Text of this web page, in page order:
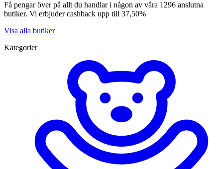
Få pengar över på allt du handlar i någon av våra 1296 anslutna
butiker. Vi erbjuder cashback upp till 37,50%
Visa alla butiker
Kategorier